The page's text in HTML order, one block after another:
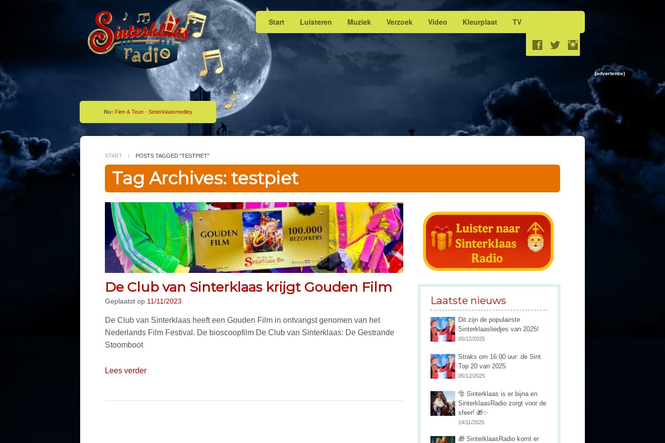
Start Luisteren Muziek Verzoek Video Kleurplaat TV
Nu: Fien & Teun - Sinterklaasmedley
(advertentie)
START POSTS TAGGED "TESTPIET"
Tag Archives: testpiet
De Club van Sinterklaas krijgt Gouden Film
Geplaatst op 11/11/2023
De Club van Sinterklaas heeft een Gouden Film in ontvangst genomen van het
Nederlands Film Festival. De bioscoopfilm De Club van Sinterklaas: De Gestrande
Stoomboot
Lees verder
Laatste nieuws
Dit zijn de populairste
Sinterklaasliedjes van 2025!
05/12/2025
Straks om 16:00 uur: de Sint
Top 20 van 2025
05/12/2025
🎅 Sinterklaas is er bijna en
SinterklaasRadio zorgt voor de
sfeer! 🎁✨
14/11/2025
🎁 SinterklaasRadio komt er